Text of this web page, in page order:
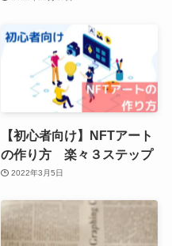
【初心者向け】NFTアート
の作り方 楽々３ステップ
2022年3月5日